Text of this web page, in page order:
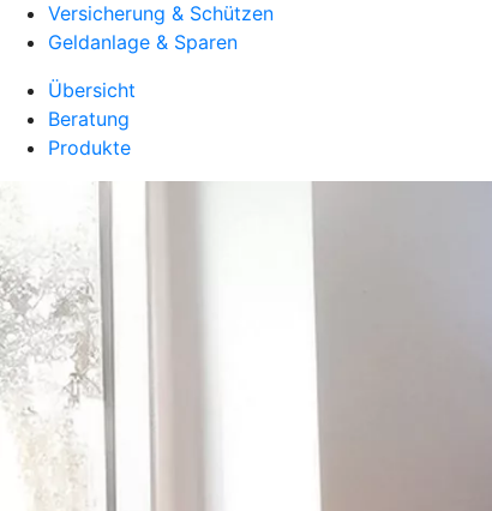
Versicherung & Schützen
Geldanlage & Sparen
Übersicht
Beratung
Produkte